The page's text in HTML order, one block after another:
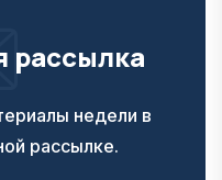
рассылка
недели в
рассылке.